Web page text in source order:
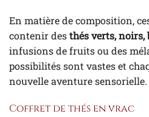
En matière de composition,
contenir desthés verts, noirs,
infusions de fruits ou des
possibilités sont vastes et
nouvelle aventure sensorielle.
Coffret de thés en vrac